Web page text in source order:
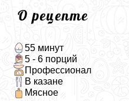
О рецепте
55 минут
5 - 6 порций
Профессионал
В казане
Мясное